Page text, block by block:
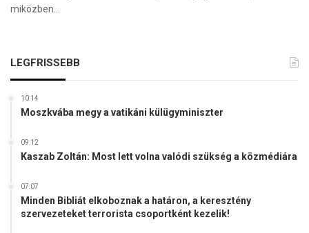
miközben…
LEGFRISSEBB
10:14
Moszkvába megy a vatikáni külügyminiszter
09:12
Kaszab Zoltán: Most lett volna valódi szükség a közmédiára
07:07
Minden Bibliát elkoboznak a határon, a keresztény
szervezeteket terrorista csoportként kezelik!